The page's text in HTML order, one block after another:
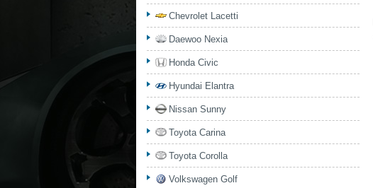
Chevrolet Lacetti
Daewoo Nexia
Honda Civic
Hyundai Elantra
Nissan Sunny
Toyota Carina
Toyota Corolla
Volkswagen Golf